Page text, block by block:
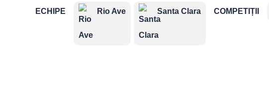
Champions
ECHIPE Rio Ave Santa Clara COMPETIȚII